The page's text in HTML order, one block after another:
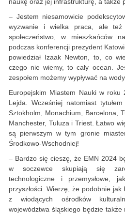
naukę oraz jej infrastrukturę, a także
– Jestem niesamowicie
wyzwanie i wielka praca, ale też
społeczeństwo, w mieszkańców
podczas konferencji prezydent
powiedział Izaak Newton, to, co
czego nie wiemy, to cały ocean.
zespołem możemy wypływać na
Europejskim Miastem Nauki w roku
Lejda. Wcześniej natomiast
Sztokholm, Monachium, Barcelona,
Manchester, Tuluza i Triest. Łatwo
są pierwszym w tym gronie
Środkowo-Wschodniej!
– Bardzo się cieszę, że EMN 2024
w soczewce skupiają się
technologiczne i przemysłowe,
przyszłości. Wierzę, że podobnie jak
z wiodących ośrodków
województwa śląskiego będzie